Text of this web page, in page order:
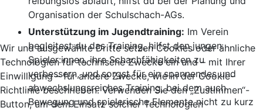
Organisation der Schulschach-AGs.
Unterstützung im Jugendtraining: Im Verein
begleitest du das Training, hilfst den jungen
Spieler:innen, ihre Schachfähigkeiten zu
verbessern, und sorgst für ein spannendes und
abwechslungsreiches Training, bei dem auch
Bewegung und spielerische Elemente nicht zu kurz
Wir und ausgewählte Dritte setzen Cookies oder ähnliche
Technologien für technische Zwecke ein und – mit Ihrer
Einwilligung – für andere Zwecke, wie in der Cookie-
Richtlinie beschrieben. Verwenden Sie den „Zustimmen“-
Button, um dem Einsatz solcher Technologien